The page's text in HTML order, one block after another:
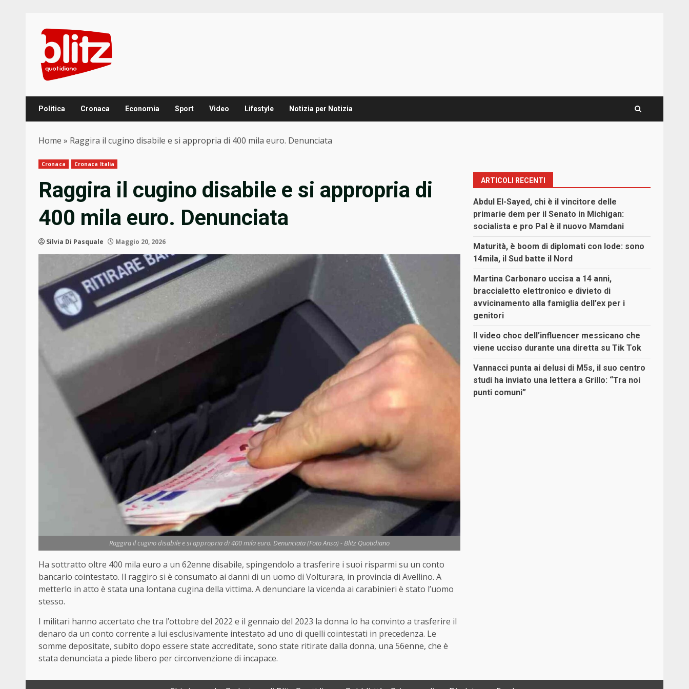
content
Politica Cronaca Economia Sport Video Lifestyle Notizia per Notizia
Home » Raggira il cugino disabile e si appropria di 400 mila euro. Denunciata
Cronaca Cronaca Italia
Raggira il cugino disabile e si appropria di
400 mila euro. Denunciata
Silvia Di Pasquale Maggio 20, 2026
Raggira il cugino disabile e si appropria di 400 mila euro. Denunciata (Foto Ansa) - Blitz Quotidiano
Ha sottratto oltre 400 mila euro a un 62enne disabile, spingendolo a trasferire i suoi risparmi su un conto
bancario cointestato. Il raggiro si è consumato ai danni di un uomo di Volturara, in provincia di Avellino. A
metterlo in atto è stata una lontana cugina della vittima. A denunciare la vicenda ai carabinieri è stato l’uomo
stesso.
I militari hanno accertato che tra l’ottobre del 2022 e il gennaio del 2023 la donna lo ha convinto a trasferire il
denaro da un conto corrente a lui esclusivamente intestato ad uno di quelli cointestati in precedenza. Le
somme depositate, subito dopo essere state accreditate, sono state ritirate dalla donna, una 56enne, che è
stata denunciata a piede libero per circonvenzione di incapace.
ARTICOLI RECENTI
Abdul El-Sayed, chi è il vincitore delle
primarie dem per il Senato in Michigan:
socialista e pro Pal è il nuovo Mamdani
Maturità, è boom di diplomati con lode: sono
14mila, il Sud batte il Nord
Martina Carbonaro uccisa a 14 anni,
braccialetto elettronico e divieto di
avvicinamento alla famiglia dell’ex per i
genitori
Il video choc dell’influencer messicano che
viene ucciso durante una diretta su Tik Tok
Vannacci punta ai delusi di M5s, il suo centro
studi ha inviato una lettera a Grillo: “Tra noi
punti comuni”